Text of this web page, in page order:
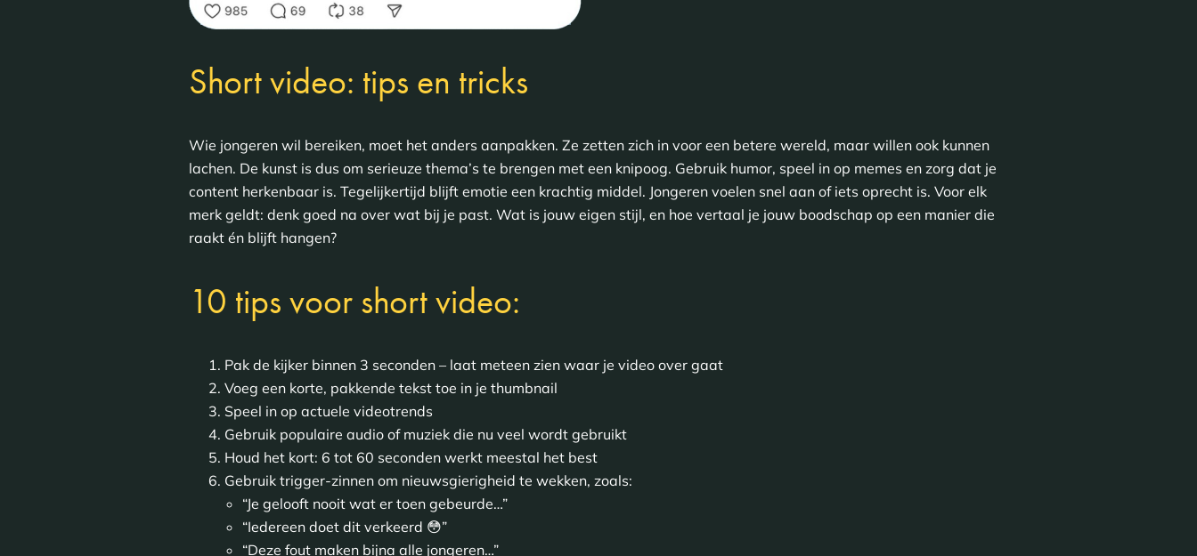
Short video: tips en tricks
Wie jongeren wil bereiken, moet het anders aanpakken. Ze zetten zich in voor een betere wereld, maar willen ook kunnen
lachen. De kunst is dus om serieuze thema’s te brengen met een knipoog. Gebruik humor, speel in op memes en zorg dat je
content herkenbaar is. Tegelijkertijd blijft emotie een krachtig middel. Jongeren voelen snel aan of iets oprecht is. Voor elk
merk geldt: denk goed na over wat bij je past. Wat is jouw eigen stijl, en hoe vertaal je jouw boodschap op een manier die
raakt én blijft hangen?
10 tips voor short video:
Pak de kijker binnen 3 seconden – laat meteen zien waar je video over gaat
Voeg een korte, pakkende tekst toe in je thumbnail
Speel in op actuele videotrends
Gebruik populaire audio of muziek die nu veel wordt gebruikt
Houd het kort: 6 tot 60 seconden werkt meestal het best
Gebruik trigger-zinnen om nieuwsgierigheid te wekken, zoals:
“Je gelooft nooit wat er toen gebeurde…”
“Iedereen doet dit verkeerd 😳”
“Deze fout maken bijna alle jongeren…”